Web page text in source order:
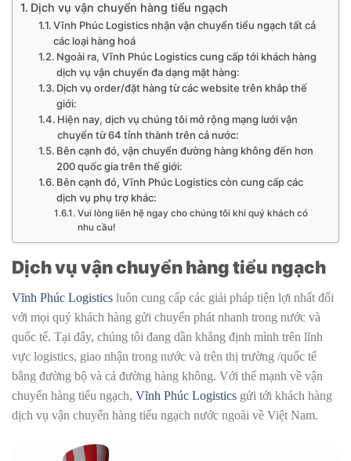
Dịch vụ vận chuyển hàng tiểu ngạch
Vĩnh Phúc Logistics nhận vận chuyển tiểu ngạch tất cả
các loại hàng hoá
Ngoài ra, Vĩnh Phúc Logistics cung cấp tới khách hàng
dịch vụ vận chuyển đa dạng mặt hàng:
Dịch vụ order/đặt hàng từ các website trên khắp thế
giới:
Hiện nay, dịch vụ chúng tôi mở rộng mạng lưới vận
chuyển từ 64 tỉnh thành trên cả nước:
Bên cạnh đó, vận chuyển đường hàng không đến hơn
200 quốc gia trên thế giới:
Bên cạnh đó, Vĩnh Phúc Logistics còn cung cấp các
dịch vụ phụ trợ khác:
Vui lòng liên hệ ngay cho chúng tôi khi quý khách có
nhu cầu!
Dịch vụ vận chuyển hàng tiểu ngạch
Vĩnh Phúc Logistics luôn cung cấp các giải pháp tiện lợi nhất đối
với mọi quý khách hàng gửi chuyển phát nhanh trong nước và
quốc tế. Tại đây, chúng tôi đang dần khẳng định mình trên lĩnh
vực logistics, giao nhận trong nước và trên thị trường /quốc tế
bằng đường bộ và cả đường hàng không. Với thế mạnh về vận
chuyển hàng tiểu ngạch, Vĩnh Phúc Logistics gửi tới khách hàng
dịch vụ vận chuyển hàng tiểu ngạch nước ngoài về Việt Nam.